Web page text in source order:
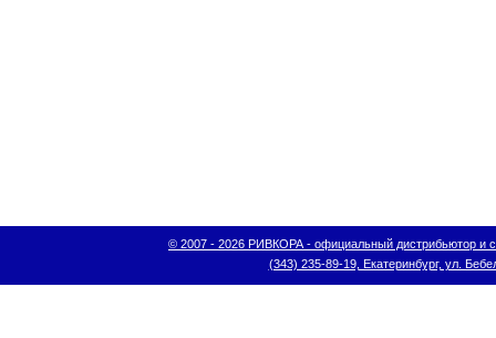
© 2007 - 2026 РИВКОРА - официальный дистрибьютор и
(343) 235-89-19, Екатеринбург, ул.